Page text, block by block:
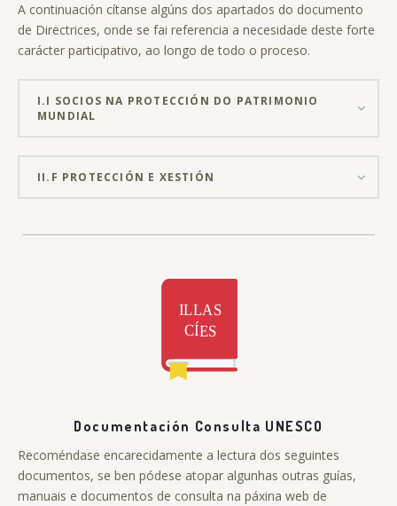
A continuación cítanse algúns dos apartados do documento
de Directrices, onde se fai referencia a necesidade deste forte
carácter participativo, ao longo de todo o proceso.
I.I SOCIOS NA PROTECCIÓN DO PATRIMONIO
MUNDIAL
II.F PROTECCIÓN E XESTIÓN
Documentación Consulta UNESCO
Recoméndase encarecidamente a lectura dos seguintes
documentos, se ben pódese atopar algunhas outras guías,
manuais e documentos de consulta na páxina web de